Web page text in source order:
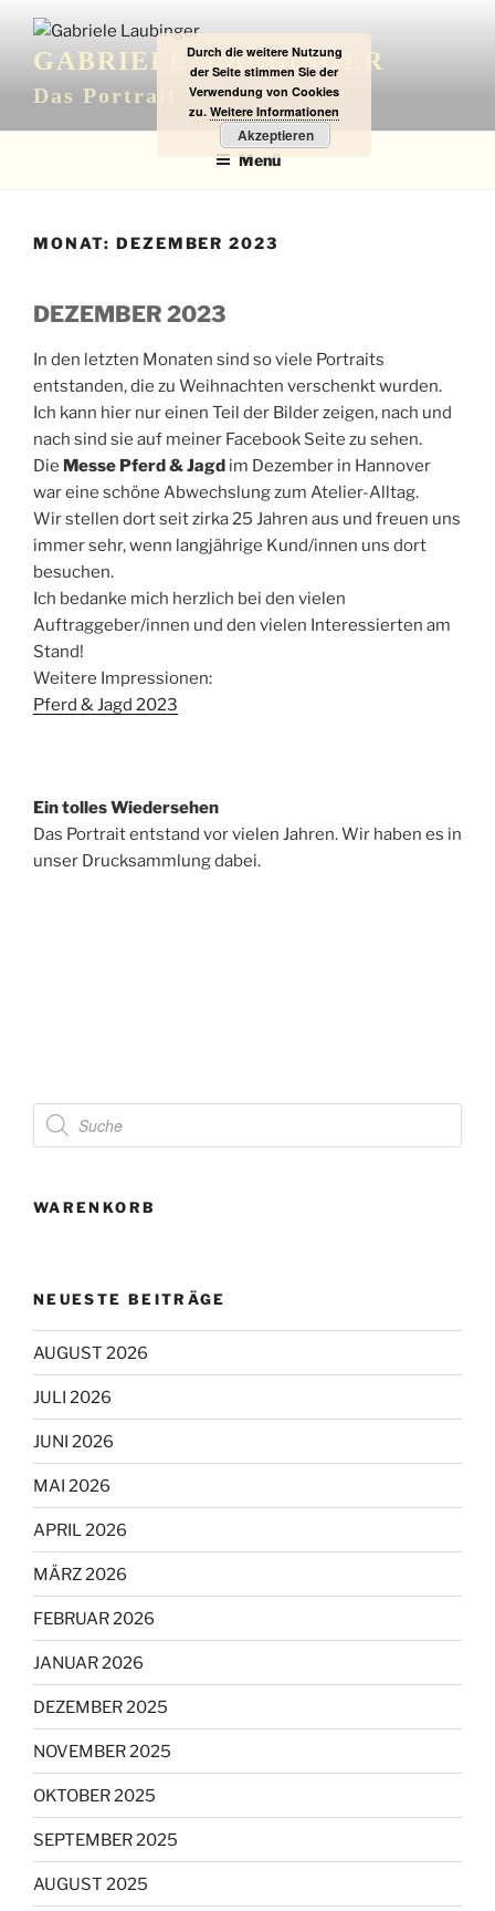
Inhalt
springenGABRIELE LAUBINGER
Das Portrait
Menü
MONAT: DEZEMBER 2023
DEZEMBER 2023
In den letzten Monaten sind so viele Portraits
entstanden, die zu Weihnachten verschenkt wurden.
Ich kann hier nur einen Teil der Bilder zeigen, nach und
nach sind sie auf meiner Facebook Seite zu sehen.
Die Messe Pferd & Jagd im Dezember in Hannover
war eine schöne Abwechslung zum Atelier-Alltag.
Wir stellen dort seit zirka 25 Jahren aus und freuen uns
immer sehr, wenn langjährige Kund/innen uns dort
besuchen.
Ich bedanke mich herzlich bei den vielen
Auftraggeber/innen und den vielen Interessierten am
Stand!
Weitere Impressionen:
Pferd & Jagd 2023
Ein tolles Wiedersehen
Das Portrait entstand vor vielen Jahren. Wir haben es in
unser Drucksammlung dabei.
Products
search
WARENKORB
NEUESTE BEITRÄGE
AUGUST 2026
JULI 2026
JUNI 2026
MAI 2026
APRIL 2026
MÄRZ 2026
FEBRUAR 2026
JANUAR 2026
DEZEMBER 2025
NOVEMBER 2025
OKTOBER 2025
SEPTEMBER 2025
AUGUST 2025
Durch die weitere Nutzung
der Seite stimmen Sie der
Verwendung von Cookies
zu. Weitere Informationen
Akzeptieren